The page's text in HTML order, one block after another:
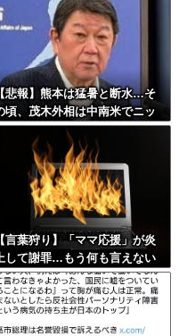
悲報】熊本は猛暑と断水…そ
頃、茂木外相は中南米でニッ
リ動画公開
【言葉狩り】「ママ応援」が炎
上して謝罪…もう何も言えない